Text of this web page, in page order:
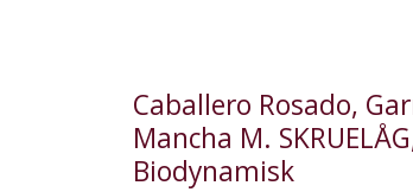
Caballero Rosado,
Mancha M.
Biodynamisk